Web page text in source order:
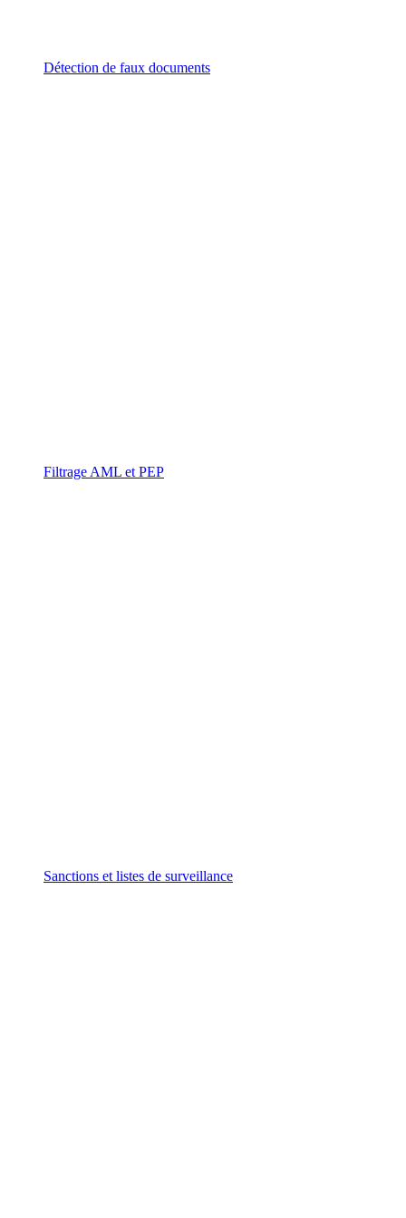
Détection de faux documents
Filtrage AML et PEP
Sanctions et listes de surveillance